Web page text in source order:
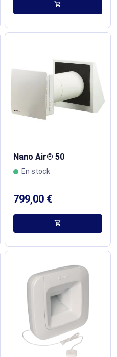
shopping_cart
Nano Air® 50
En stock
799,00 €
shopping_cart